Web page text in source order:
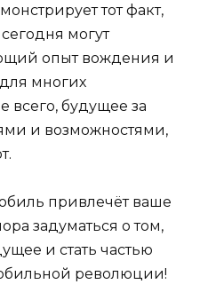
тот факт,
могут
опыт вождения и
многих
всего, будущее за
и возможностями,
привлечёт ваше
задуматься о том,
и стать частью
революции!